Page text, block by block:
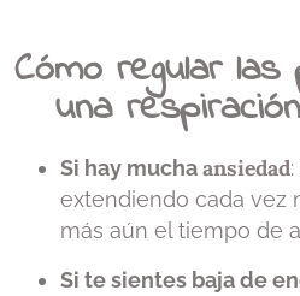
Cómo regular
una
Si hay muchaansiedad
extendiendo cada vez
más aún el tiempo de
Si te sientes baja de